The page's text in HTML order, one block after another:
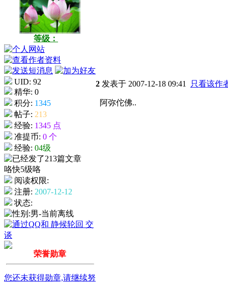
等级：
UID: 92
精华: 0
积分: 1345
帖子: 213
经验: 1345 点
准提币: 0 个
经验: 04级
阅读权限:
注册: 2007-12-12
状态:
荣誉勋章
您还未获得勋章,请继续努
2 发表于 2007-12-18 09:41 只看该作
阿弥佗佛..